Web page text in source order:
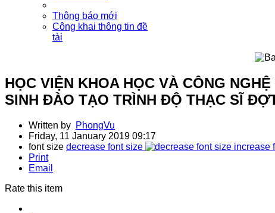
Thông báo mới
Công khai thông tin đề
tài
HỌC VIỆN KHOA HỌC VÀ CÔNG
SINH ĐÀO TẠO TRÌNH ĐỘ THẠC SĨ
Written by PhongVu
Friday, 11 January 2019 09:17
font size decrease font size
increase
Print
Email
Rate this item